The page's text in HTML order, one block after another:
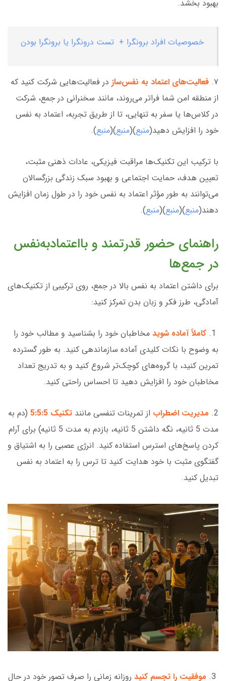
بهبود بخشد.
خصوصیات افراد برونگرا + تست درونگرا یا برونگرا بودن
۷. فعالیت‌های اعتماد به نفس‌ساز در فعالیت‌هایی شرکت کنید که
از منطقه امن شما فراتر می‌روند، مانند سخنرانی در جمع، شرکت
در کلاس‌ها یا سفر به تنهایی، تا از طریق تجربه، اعتماد به نفس
خود را افزایش دهید(منبع)(منبع)(منبع).
با ترکیب این تکنیک‌ها مراقبت فیزیکی، عادات ذهنی مثبت،
تعیین هدف، حمایت اجتماعی و بهبود سبک زندگی بزرگسالان
می‌توانند به طور مؤثر اعتماد به نفس خود را در طول زمان افزایش
دهند(منبع)(منبع)(منبع).
راهنمای حضور قدرتمند و بااعتمادبه‌نفس
در جمع‌ها
برای داشتن اعتماد به نفس بالا در جمع، روی ترکیبی از تکنیک‌های
آمادگی، طرز فکر و زبان بدن تمرکز کنید:
کاملاً آماده شوید مخاطبان خود را بشناسید و مطالب خود را
به وضوح با نکات کلیدی آماده سازماندهی کنید. به طور گسترده
تمرین کنید، با گروه‌های کوچک‌تر شروع کنید و به تدریج تعداد
مخاطبان خود را افزایش دهید تا احساس راحتی کنید.
2. مدیریت اضطراب از تمرینات تنفسی مانند تکنیک 5:5:5 (دم به
مدت 5 ثانیه، نگه داشتن 5 ثانیه، بازدم به مدت 5 ثانیه) برای آرام
کردن پاسخ‌های استرس استفاده کنید. انرژی عصبی را به اشتیاق و
گفتگوی مثبت با خود هدایت کنید تا ترس را به اعتماد به نفس
تبدیل کنید.
موفقیت را تجسم کنید روزانه زمانی را صرف تصور خود در حال